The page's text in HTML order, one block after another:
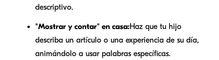
descriptivo.
"Mostrar y contar" en casa:Haz que tu hijo
describa un artículo o una experiencia de su día,
animándolo a usar palabras específicas.